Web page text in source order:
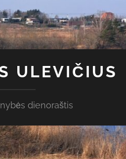
ULEVIČIUS
dienoraštis